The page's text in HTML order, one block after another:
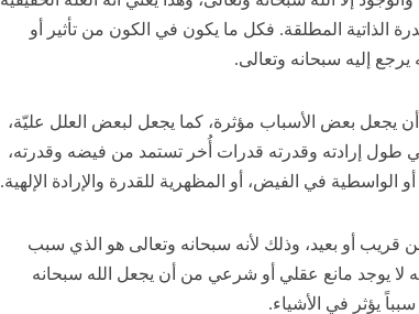
الذاتية المطلقة. فكل ما يكون في الكون من تأثير أو
يرجع إليه سبحانه وتعالى.
يجعل بعض الأسباب مؤثرة، كما يجعل لبعض العلل عليّة،
طول إرادته وقدرته قدرات أُخر تستمد من فيضه وقدرته،
أو الواسطية في الفيض، أو المظهرية للقدرة والإرادة الإلهية.
قريب أو بعيد، وذلك لأنه سبحانه وتعالى هو الذي سبب
لا يوجد مانع عقلي أو شرعي من أن يجعل الله سبحانه
يؤثر في الأشياء.